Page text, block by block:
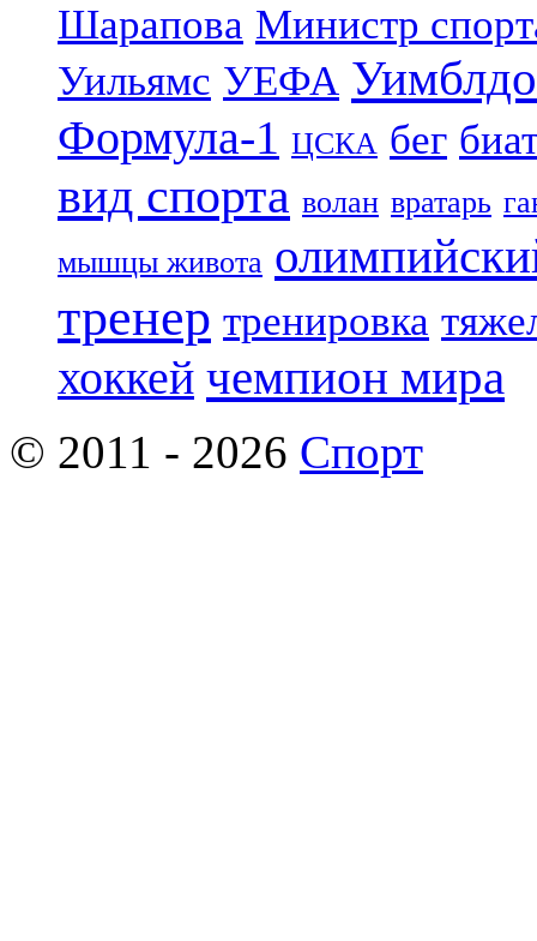
Шарапова Министр
Уильямс УЕФА
Формула-1 ЦСКА бег
вид спорта волан вратарь
мышцы живота
тренер тренировка
хоккей чемпион мира
© 2011 - 2026 Спорт